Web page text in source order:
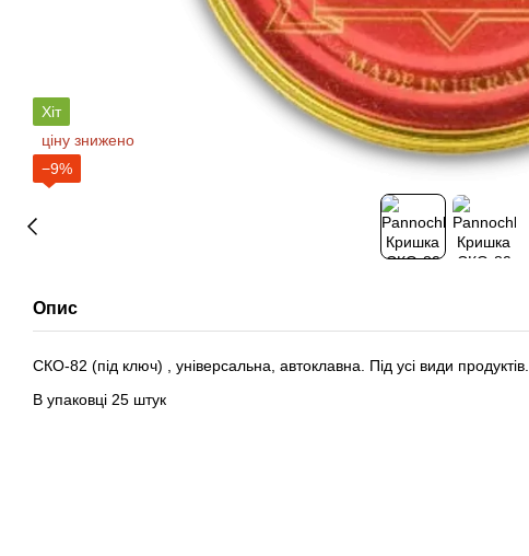
Хіт
ціну знижено
−9%
Опис
СКО-82 (під ключ) , універсальна, автоклавна. Під усі види продуктів.
В упаковці 25 штук